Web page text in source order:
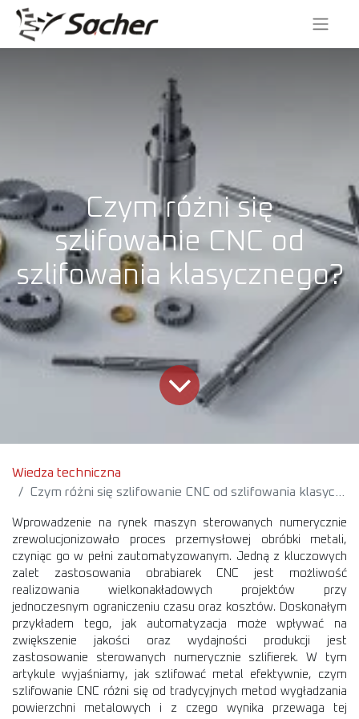
Czym różni się
szlifowanie CNC od
szlifowania klasycznego?
Wiedza techniczna
Czym różni się szlifowanie CNC od szlifowania klasycznego?
Wprowadzenie na rynek maszyn sterowanych numerycznie
zrewolucjonizowało proces przemysłowej obróbki metali,
czyniąc go w pełni zautomatyzowanym. Jedną z kluczowych
zalet zastosowania obrabiarek CNC jest możliwość
realizowania wielkonakładowych projektów przy
jednoczesnym ograniczeniu czasu oraz kosztów. Doskonałym
przykładem tego, jak automatyzacja może wpływać na
zwiększenie jakości oraz wydajności produkcji jest
zastosowanie sterowanych numerycznie szlifierek. W tym
artykule wyjaśniamy, jak szlifować metal efektywnie, czym
szlifowanie CNC różni się od tradycyjnych metod wygładzania
powierzchni metalowych i z czego wynika przewaga tej